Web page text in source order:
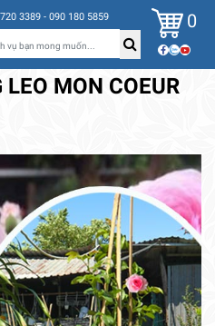
3389 - 090 180 5859 0
MON COEUR